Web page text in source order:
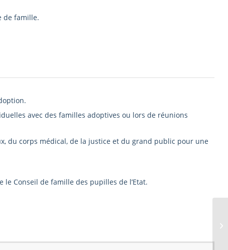
de famille.
avec des familles adoptives ou lors de réunions
du corps médical, de la justice et du grand public pour une
Conseil de famille des pupilles de l’Etat.